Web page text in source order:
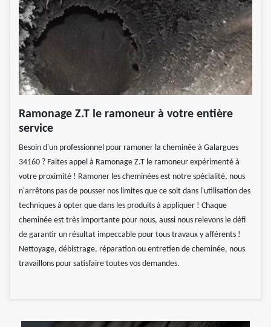
Ramonage Z.T le ramoneur à votre entière
service
Besoin d'un professionnel pour ramoner la cheminée à Galargues
34160 ? Faites appel à Ramonage Z.T le ramoneur expérimenté à
votre proximité ! Ramoner les cheminées est notre spécialité, nous
n'arrêtons pas de pousser nos limites que ce soit dans l'utilisation des
techniques à opter que dans les produits à appliquer ! Chaque
cheminée est très importante pour nous, aussi nous relevons le défi
de garantir un résultat impeccable pour tous travaux y afférents !
Nettoyage, débistrage, réparation ou entretien de cheminée, nous
travaillons pour satisfaire toutes vos demandes.